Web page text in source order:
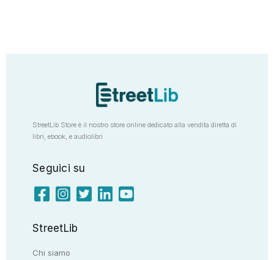
StreetLib Store è il nostro store online dedicato alla vendita diretta di
libri, ebook, e audiolibri
Seguici su
StreetLib
Chi siamo